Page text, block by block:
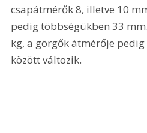
csapátmérők 8, illetve 10
pedig többségükben 33
kg, a görgők átmérője
között változik.